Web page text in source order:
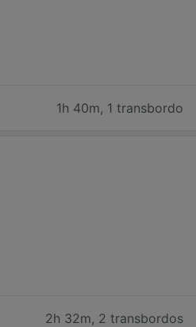
1h 40m, 1 transbordo
2h 32m, 2 transbordos